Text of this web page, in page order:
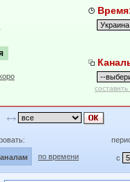
по времени с